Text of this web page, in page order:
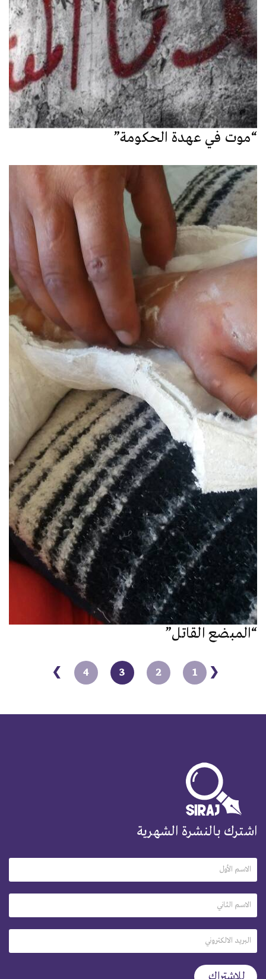
“موت في عهدة الحكومة”
“المبضع القاتل”
❮
1
2
3
4
❯
اشترك بالنشرة الشهرية